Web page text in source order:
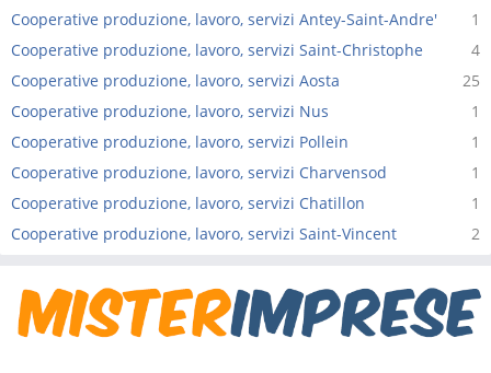
1
Cooperative produzione, lavoro, servizi Antey-Saint-Andre'
4
Cooperative produzione, lavoro, servizi Saint-Christophe
25
Cooperative produzione, lavoro, servizi Aosta
1
Cooperative produzione, lavoro, servizi Nus
1
Cooperative produzione, lavoro, servizi Pollein
1
Cooperative produzione, lavoro, servizi Charvensod
1
Cooperative produzione, lavoro, servizi Chatillon
2
Cooperative produzione, lavoro, servizi Saint-Vincent